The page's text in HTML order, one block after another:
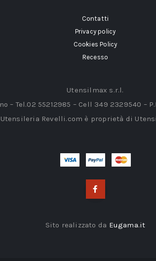
Contatti
Privacy policy
Cookies Policy
Recesso
Utensilmax s.r.l.
– Tel.02 55212985 – Cell 349 2329540 –
Utensileria Revelli.com è proprietà di
Sito realizzato da Eugama.it